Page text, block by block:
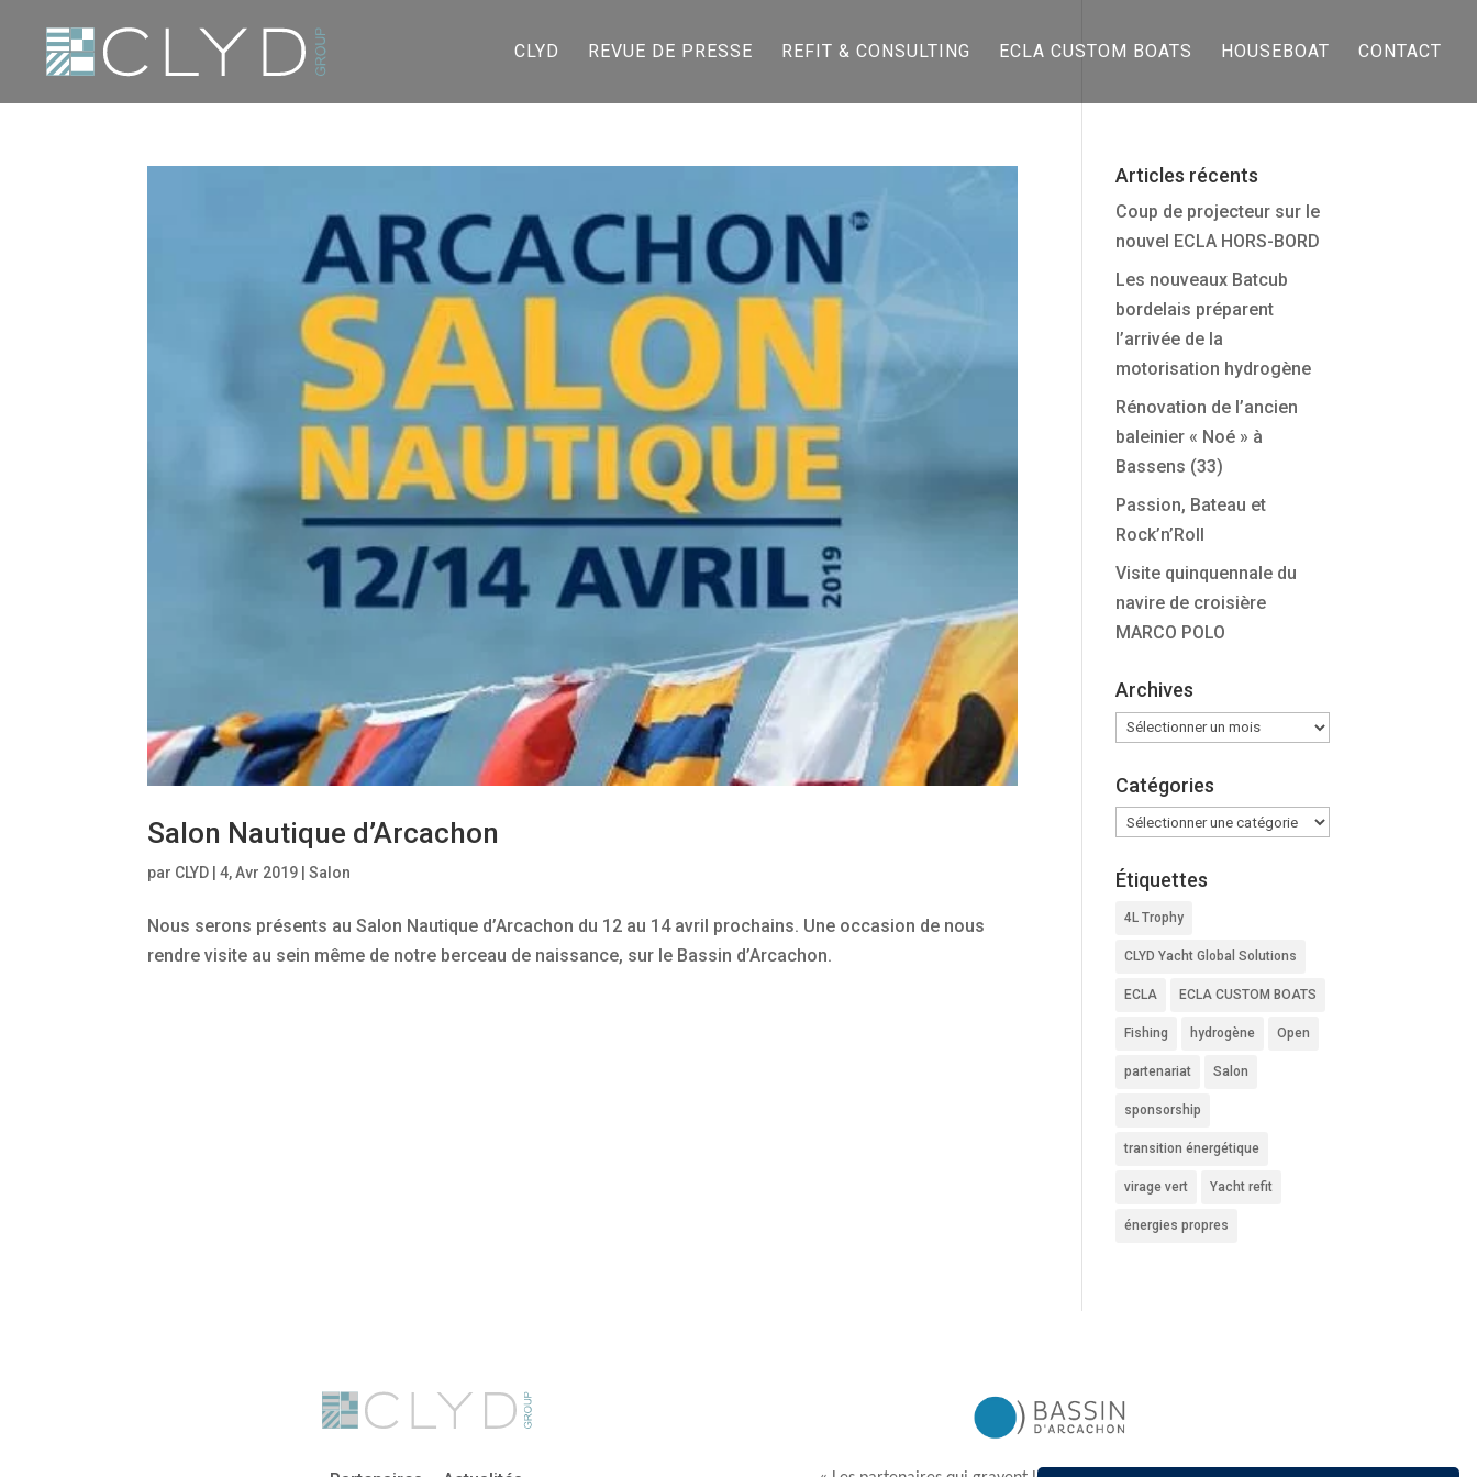
CLYD REVUE DE PRESSE REFIT & CONSULTING ECLA CUSTOM BOATS HOUSEBOAT CONTACT
Salon Nautique d’Arcachon
par CLYD |4, Avr 2019 |Salon
Nous serons présents au Salon Nautique d’Arcachon du 12 au 14 avril prochains. Une occasion de nous
rendre visite au sein même de notre berceau de naissance, sur le Bassin d’Arcachon.
Articles récents
Coup de projecteur sur le
nouvel ECLA HORS-BORD
Les nouveaux Batcub
bordelais préparent
l’arrivée de la
motorisation hydrogène
Rénovation de l’ancien
baleinier « Noé » à
Bassens (33)
Passion, Bateau et
Rock’n’Roll
Visite quinquennale du
navire de croisière
MARCO POLO
Archives
Archives
Catégories
Catégories
Étiquettes
4L Trophy
CLYD Yacht Global Solutions
ECLA ECLA CUSTOM BOATS
Fishing hydrogène Open
partenariat Salon
sponsorship
transition énergétique
virage vert Yacht refit
énergies propres